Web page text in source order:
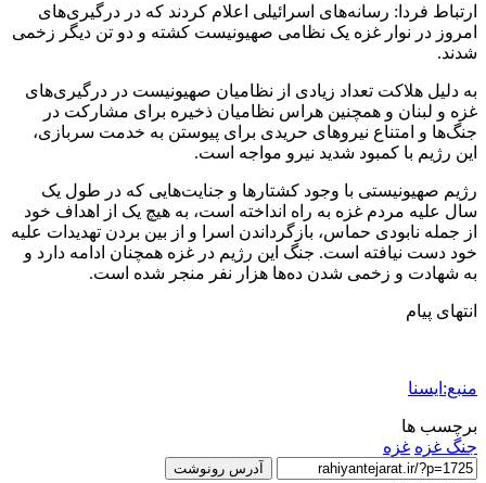
ارتباط فردا: رسانه‌های اسرائیلی اعلام کردند که در درگیری‌های
امروز در نوار غزه یک نظامی صهیونیست کشته و دو تن دیگر زخمی
شدند.
به دلیل هلاکت تعداد زیادی از نظامیان صهیونیست در درگیری‌های
غزه و لبنان و همچنین هراس نظامیان ذخیره برای مشارکت در
جنگ‌ها و امتناع نیروهای حریدی برای پیوستن به خدمت سربازی،
این رژیم با کمبود شدید نیرو مواجه است.
رژیم صهیونیستی با وجود کشتارها و جنایت‌هایی که در طول یک
سال علیه مردم غزه به راه انداخته است، به هیچ یک از اهداف خود
از جمله نابودی حماس، بازگرداندن اسرا و از بین بردن تهدیدات علیه
خود دست نیافته است. جنگ این رژیم در غزه همچنان ادامه دارد و
به شهادت و زخمی شدن ده‌ها هزار نفر منجر شده است.
انتهای پیام
منبع:ایسنا
برچسب ها
جنگ غزه غزه
آدرس رونوشت